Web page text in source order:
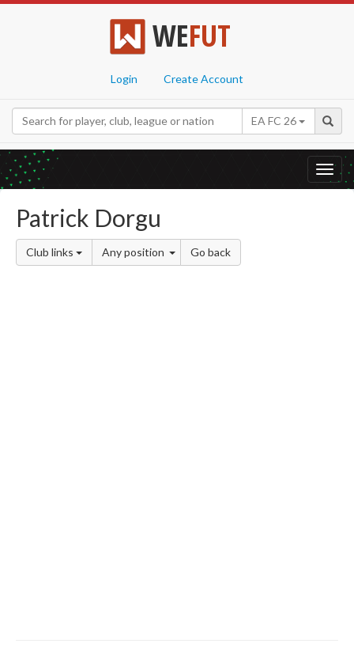
WEFUT
Login Create Account
EA FC 26
Patrick Dorgu
Club links Any position Go back